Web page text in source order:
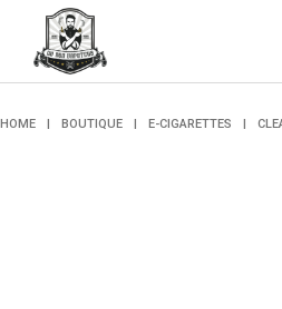
content
HOME BOUTIQUE E-CIGARETTES